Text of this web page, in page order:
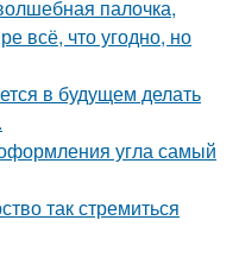
палочка,
всё, что угодно, но
в будущем делать
угла самый
так стремиться